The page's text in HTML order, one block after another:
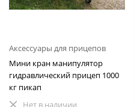
Аксессуары для прицепов
Мини кран манипулятор
гидравлический прицеп 1000
кг пикап
Нет в наличии